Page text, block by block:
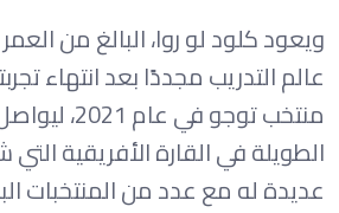
عالم التدريب مجددًا بعد انتهاء
منتخب توجو في
الطويلة في القارة الأفريقية
عديدة له مع عدد من المنتخبات